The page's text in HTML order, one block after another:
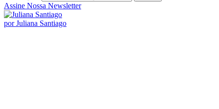
Assine Nossa Newsletter
por Juliana Santiago